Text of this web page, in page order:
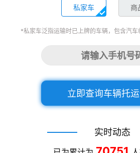
私家车 商
*私家车泛指运输时已上牌的车辆，包含汽车
立即查询车辆托
实时动态